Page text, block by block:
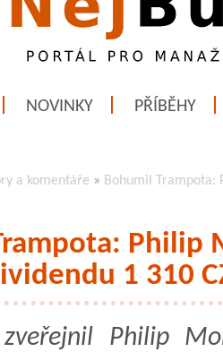
NOVINKY PŘÍBĚHY
a komentáře » Bohumil Trampota:
Philip
1 310
Philip